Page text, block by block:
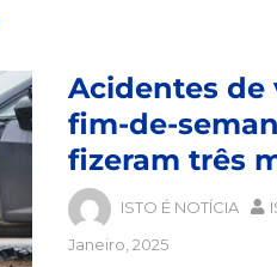
Acidentes de
fim-de-
fizeram três
ISTO É NOTÍCIA
Janeiro, 2025